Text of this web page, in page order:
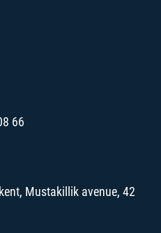
66
Mustakillik avenue, 42